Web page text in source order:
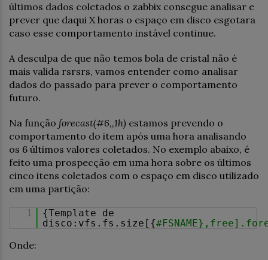
últimos dados coletados o zabbix consegue analisar e
prever que daqui X horas o espaço em disco esgotara
caso esse comportamento instável continue.
A desculpa de que não temos bola de cristal não é
mais valida rsrsrs, vamos entender como analisar
dados do passado para prever o comportamento
futuro.
Na função forecast(#6,,1h) estamos prevendo o
comportamento do item após uma hora analisando
os 6 últimos valores coletados. No exemplo abaixo, é
feito uma prospecção em uma hora sobre os últimos
cinco itens coletados com o espaço em disco utilizado
em uma partição:
1
{Template de
disco:vfs.fs.size[{
Onde: